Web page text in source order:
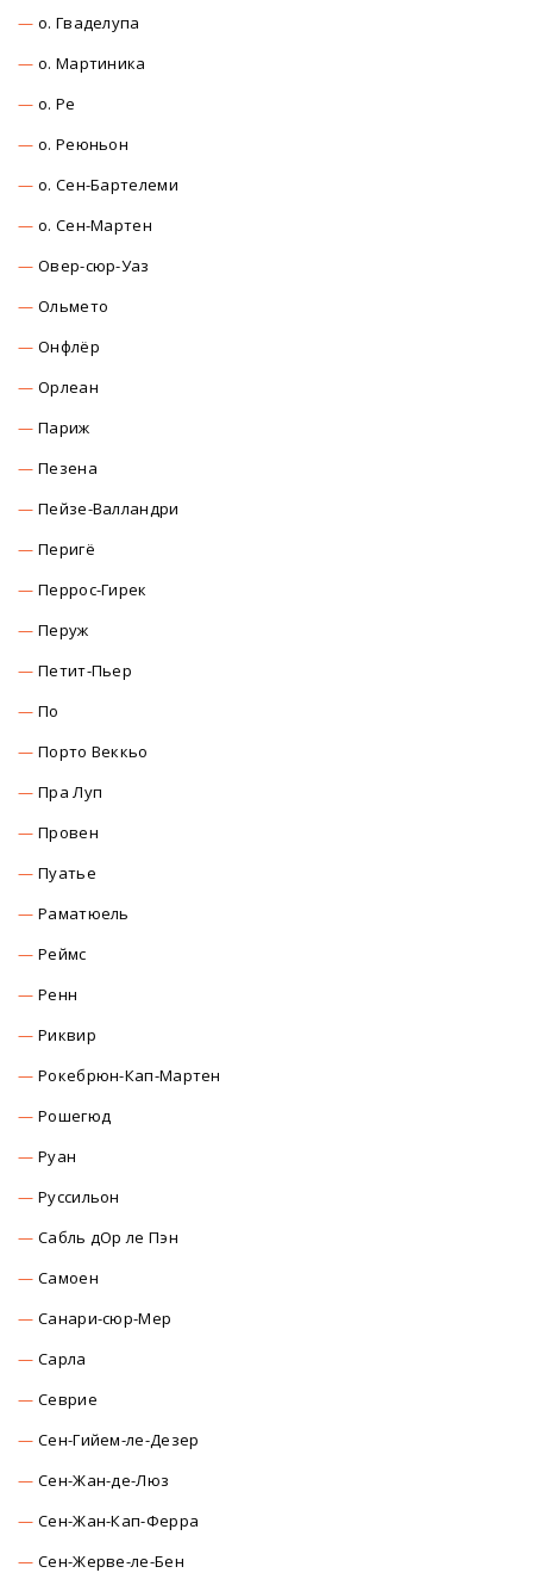
о. Гваделупа
о. Мартиника
о. Ре
о. Реюньон
о. Сен-Бартелеми
о. Сен-Мартен
Овер-сюр-Уаз
Ольмето
Онфлёр
Орлеан
Париж
Пезена
Пейзе-Валландри
Перигё
Перрос-Гирек
Перуж
Петит-Пьер
По
Порто Веккьо
Пра Луп
Провен
Пуатье
Раматюель
Реймс
Ренн
Риквир
Рокебрюн-Кап-Мартен
Рошегюд
Руан
Руссильон
Сабль дОр ле Пэн
Самоен
Санари-сюр-Мер
Сарла
Севрие
Сен-Гийем-ле-Дезер
Сен-Жан-де-Люз
Сен-Жан-Кап-Ферра
Сен-Жерве-ле-Бен